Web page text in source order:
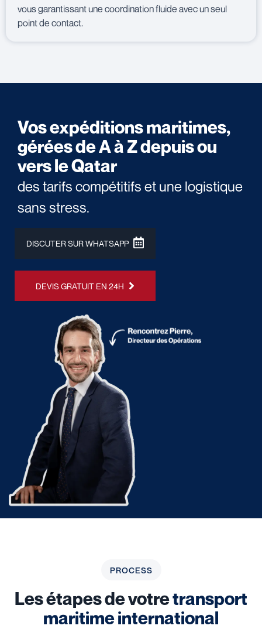
vous garantissant une coordination fluide avec un seul
point de contact.
Vos expéditions maritimes,
gérées de A à Z depuis ou
vers le Qatar
des tarifs compétitifs et une logistique
sans stress.
DISCUTER SUR WHATSAPP
DEVIS GRATUIT EN 24H
PROCESS
Les étapes de votretransport
maritime international